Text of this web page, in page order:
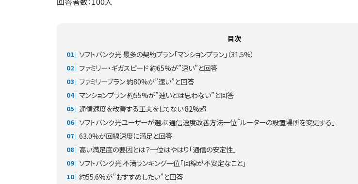
目次
ソフトバンク光 最多の契約プラン「マンションプラン」（31.5%）
ファミリー・ギガスピード 約65%が”速い”と回答
ファミリープラン 約80%が”速い”と回答
マンションプラン 約55%が”速いとは思わない”と回答
通信速度を改善する工夫をしてない 82%超
ソフトバンク光ユーザーが選ぶ 通信速度改善方法一位「ルーターの設置場所を変更する」
63.0%が回線速度に満足と回答
高い満足度の要因とは？一位はやはり「通信の安定性」
ソフトバンク光 不満ランキング一位「回線が不安定なこと」
約55.6%が”おすすめしたい”と回答